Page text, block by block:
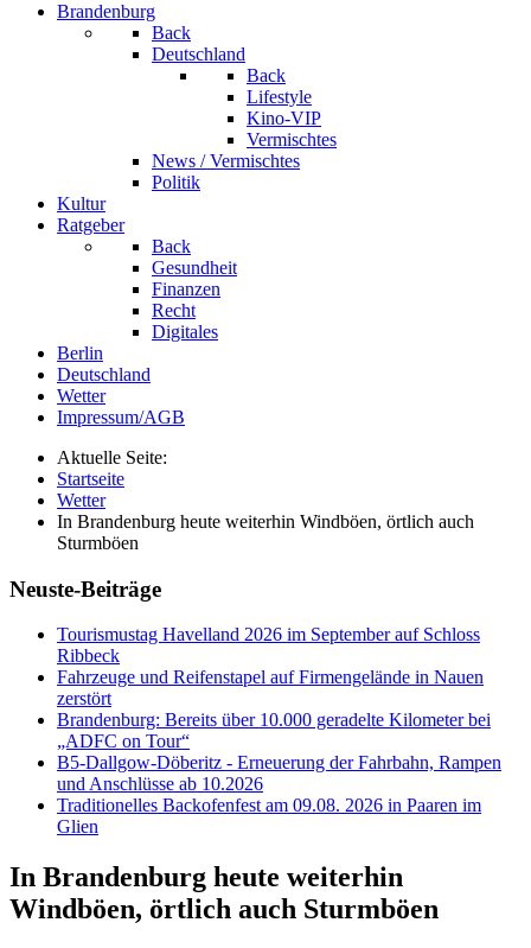
Brandenburg
Back
Deutschland
Back
Lifestyle
Kino-VIP
Vermischtes
News / Vermischtes
Politik
Kultur
Ratgeber
Back
Gesundheit
Finanzen
Recht
Digitales
Berlin
Deutschland
Wetter
Impressum/AGB
Aktuelle Seite:
Startseite
Wetter
In Brandenburg heute weiterhin Windböen, örtlich auch
Sturmböen
Neuste-Beiträge
Tourismustag Havelland 2026 im September auf Schloss
Ribbeck
Fahrzeuge und Reifenstapel auf Firmengelände in Nauen
zerstört
Brandenburg: Bereits über 10.000 geradelte Kilometer bei
„ADFC on Tour“
B5-Dallgow-Döberitz - Erneuerung der Fahrbahn, Rampen
und Anschlüsse ab 10.2026
Traditionelles Backofenfest am 09.08. 2026 in Paaren im
Glien
In Brandenburg heute weiterhin
Windböen, örtlich auch Sturmböen